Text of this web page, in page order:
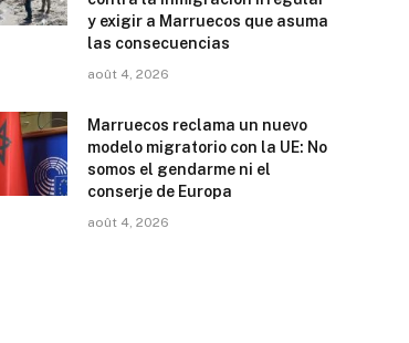
y exigir a Marruecos que asuma
las consecuencias
août 4, 2026
Marruecos reclama un nuevo
modelo migratorio con la UE: No
somos el gendarme ni el
conserje de Europa
août 4, 2026